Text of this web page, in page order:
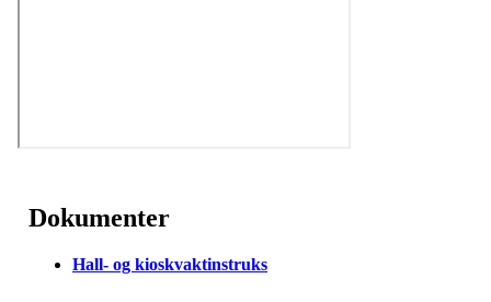
Dokumenter
Hall- og kioskvaktinstruks